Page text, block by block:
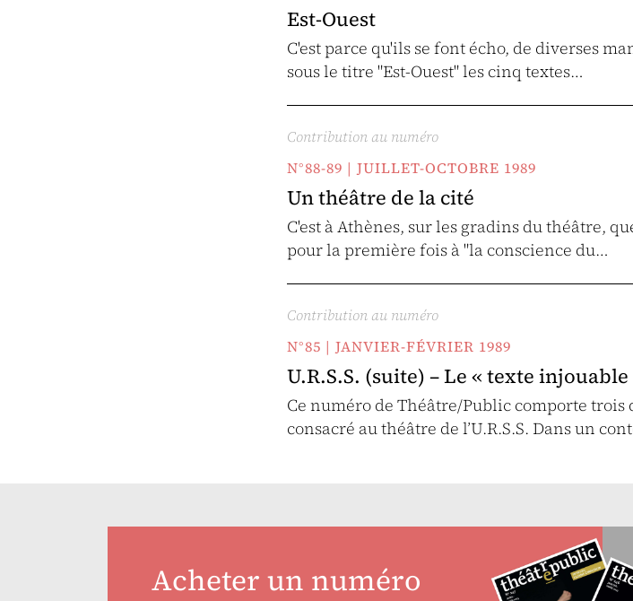
Est-Ouest
C'est parce qu'ils se font écho, de diverses
sous le titre "Est-Ouest" les cinq textes…
Contribution au numéro
N°88-89 | JUILLET-OCTOBRE 1989
Un théâtre de la cité
C'est à Athènes, sur les gradins du théâtre,
pour la première fois à "la conscience du…
Contribution au numéro
N°85 | JANVIER-FÉVRIER 1989
U.R.S.S. (suite) – Le « texte
Ce numéro de Théâtre/Public comporte trois
consacré au théâtre de l’U.R.S.S. Dans un
Acheter un numéro